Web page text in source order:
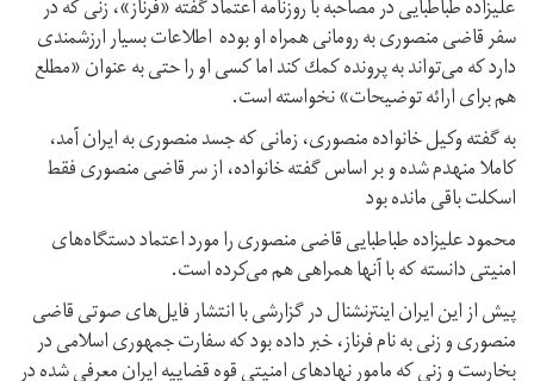
علیزاده طباطبایی در مصاحبه با روزنامه اعتماد گفته «فرناز»، زنی که در
سفر قاضی منصوری به رومانی همراه او بوده اطلاعات بسیار ارزشمندی
دارد كه می‌تواند به پرونده كمك كند اما کسی او را حتی به عنوان «مطلع
هم برای ارائه توضیحات» نخواسته است.
به‌ گفته وکیل خانواده منصوری، زمانی كه جسد منصوری به ایران آمد،
كاملا منهدم شده و بر اساس گفته خانواده، از سر قاضی منصوری فقط
اسکلت باقی مانده بود
محمود علیزاده طباطبایی قاضی منصوری را مورد اعتماد دستگاه‌های
امنیتی دانسته كه با آنها همراهی هم می‌كرده است.
پیش از این ایران اینترنشنال در گزارشی با انتشار فایل‌های صوتی قاضی
منصوری و زنی به نام فرناز، خبر داده بود که سفارت جمهوری اسلامی در